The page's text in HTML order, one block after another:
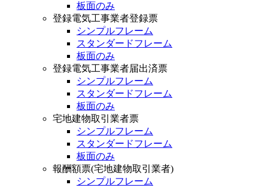
板面のみ
登録電気工事業者登録票
シンプルフレーム
スタンダードフレーム
板面のみ
登録電気工事業者届出済票
シンプルフレーム
スタンダードフレーム
板面のみ
宅地建物取引業者票
シンプルフレーム
スタンダードフレーム
板面のみ
報酬額票(宅地建物取引業者)
シンプルフレーム